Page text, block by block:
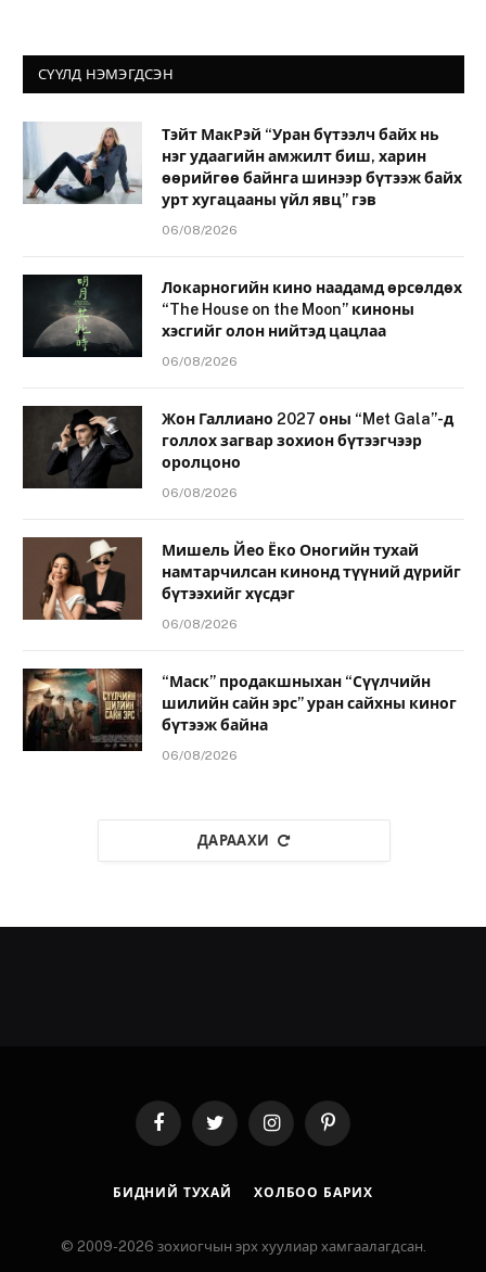
СҮҮЛД НЭМЭГДСЭН
Тэйт МакРэй “Уран бүтээлч байх нь
нэг удаагийн амжилт биш, харин
өөрийгөө байнга шинээр бүтээж байх
урт хугацааны үйл явц” гэв
06/08/2026
Локарногийн кино наадамд өрсөлдөх
“The House on the Moon” киноны
хэсгийг олон нийтэд цацлаа
06/08/2026
Жон Галлиано 2027 оны “Met Gala”-д
голлох загвар зохион бүтээгчээр
оролцоно
06/08/2026
Мишель Йео Ёко Оногийн тухай
намтарчилсан кинонд түүний дүрийг
бүтээхийг хүсдэг
06/08/2026
“Маск” продакшныхан “Сүүлчийн
шилийн сайн эрс” уран сайхны киног
бүтээж байна
06/08/2026
ДАРААХИ
FacebookTwitter InstagramPinterest
БИДНИЙ ТУХАЙ ХОЛБОО БАРИХ
© 2009-2026 зохиогчын эрх хуулиар хамгаалагдсан.